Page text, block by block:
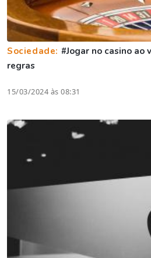
Sociedade: #Jogar no casino ao
regras
15/03/2024 às 08:31